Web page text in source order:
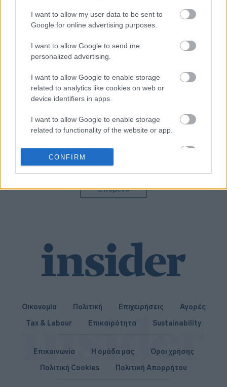
I want to allow my user data to be sent to
Google for online advertising purposes.
I want to allow Google to send me
personalized advertising.
I want to allow Google to enable storage
related to analytics like cookies on web or
device identifiers in apps.
I want to allow Google to enable storage
related to functionality of the website or app.
I want to allow Google to enable storage
related to personalization.
related to security, including authentication
CONFIRM
Αδιάφοροι για το
δεν έχει ιδέα ποιος
είναι ο Μέσι
Νέο ντιμπέιτ Μέσι -
Ρονάλντο: Ποιος είναι
ο GOAT των
Επόμενο
Οικονομία Πολιτική Επιχειρήσεις
Αγορές
Tax & Labour
Επικαιρότητα Sustainability
Επικοινωνία Η ομάδα μας
Όροι χρήσης
Πολιτική Cookies
Πολιτική Απορρήτου